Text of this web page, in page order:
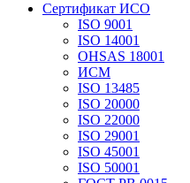
Сертификат ИСО
ISO 9001
ISO 14001
OHSAS 18001
ИСМ
ISO 13485
ISO 20000
ISO 22000
ISO 29001
ISO 45001
ISO 50001